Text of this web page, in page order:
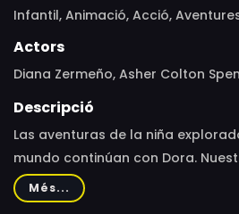
Infantil, Animació, Acció,
Actors
Diana Zermeño, Asher Colton
Descripció
Las aventuras de la niña
mundo continúan con Dora.
amiga bilingüe y heroína de
enfrentarse a retos mayores que
Més...